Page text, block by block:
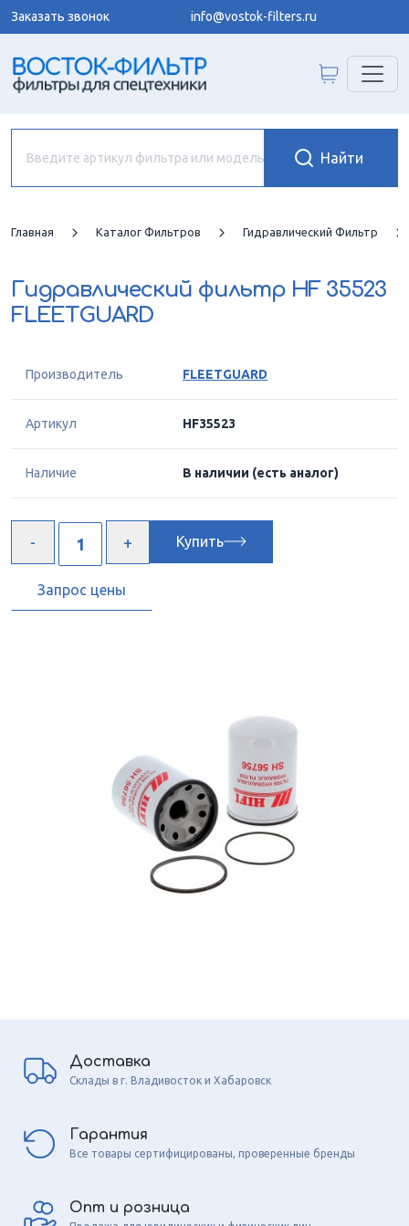
Заказать звонок info@vostok-filters.ru
Главная Каталог Фильтров Гидравлический Фильтр
Гидравлический фильтр HF 35523
FLEETGUARD
Производитель FLEETGUARD
Артикул HF35523
Наличие В наличии (есть аналог)
Купить
Запрос цены
Доставка
Склады в г. Владивосток и Хабаровск
Гарантия
Все товары сертифицированы, проверенные бренды
Опт и розница